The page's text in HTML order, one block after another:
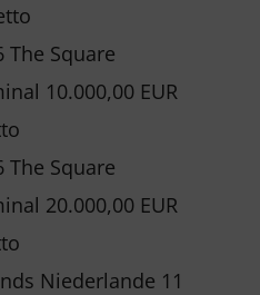
The Square
10.000,00 EUR
The Square
20.000,00 EUR
Niederlande 11